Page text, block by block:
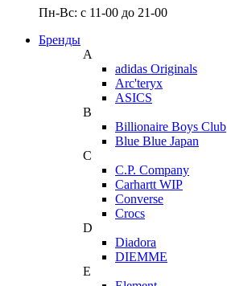
Пн-Вс: с 11-00 до 21-00
Бренды
A
adidas Originals
Arc'teryx
ASICS
B
Billionaire Boys Club
Blue Blue Japan
C
C.P. Company
Carhartt WIP
Converse
Crocs
D
Diadora
DIEMME
E